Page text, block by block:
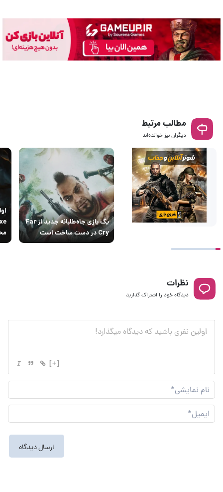
مطالب مرتبط
دیگران نیز خوانده‌اند
یک بازی جاه‌طلبانه جدید از Far
Cry در دست ساخت است
نظرات
دیدگاه خود را اشتراک گذارید
[+]
نام